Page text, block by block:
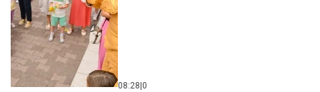
08:28 0